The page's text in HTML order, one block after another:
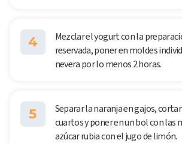
4
Mezclar el yogurt con la
reservada, poner en moldes
nevera por lo menos 2 horas.
5
Separar la naranja en gajos,
cuartos y poner en un bol con las
azúcar rubia con el jugo de limón.